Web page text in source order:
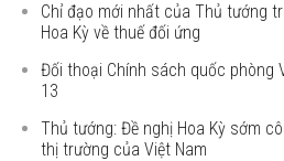
Chỉ đạo mới nhất của Thủ tướng
Hoa Kỳ về thuế đối ứng
Đối thoại Chính sách quốc phòng
13
Thủ tướng: Đề nghị Hoa Kỳ sớm
thị trường của Việt Nam